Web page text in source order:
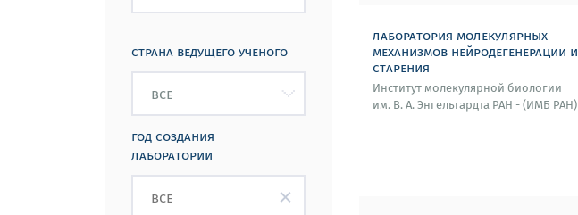
страна ведущего ученого
год создания
лаборатории
лаборатория молекулярных
механизмов нейродегенерации и
старения
Институт молекулярной биологии
им. В. А. Энгельгардта РАН - (ИМБ РАН)